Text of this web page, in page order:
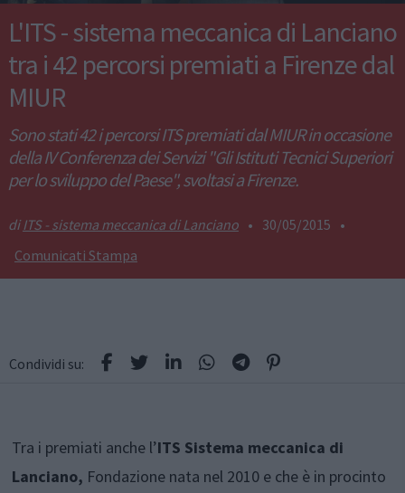
L'ITS - sistema meccanica di Lanciano
tra i 42 percorsi premiati a Firenze dal
MIUR
Sono stati 42 i percorsi ITS premiati dal MIUR in occasione
della IV Conferenza dei Servizi "Gli Istituti Tecnici Superiori
per lo sviluppo del Paese", svoltasi a Firenze.
ITS - sistema meccanica di Lanciano • 30/05/2015 •
Comunicati Stampa
Condividi su:
Tra i premiati anche l’ITS Sistema meccanica di
Lanciano, Fondazione nata nel 2010 e che è in procinto